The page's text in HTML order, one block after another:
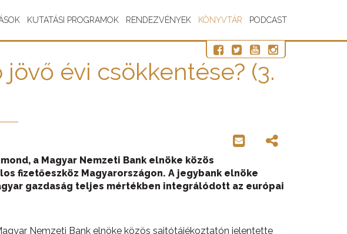
KUTATÁSI PROGRAMOK RENDEZVÉNYEK KÖNYVTÁR PODCAST
évi csökkentése? (3.
a Magyar Nemzeti Bank elnöke közös
fizetőeszköz Magyarországon. A jegybank elnöke
gazdaság teljes mértékben integrálódott az európai
Nemzeti Bank elnöke közös sajtótájékoztatón jelentette